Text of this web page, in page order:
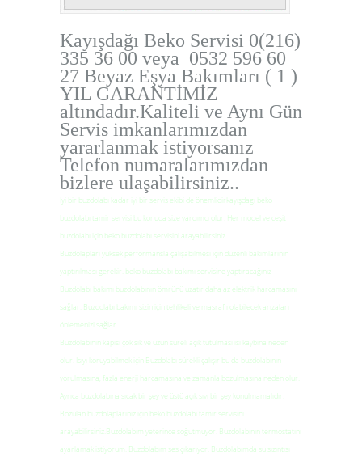
Kayışdağı Beko Servisi 0(216)
335 36 00 veya 0532 596 60
27 Beyaz Eşya Bakımları ( 1 )
YIL GARANTİMİZ
altındadır.Kaliteli ve Aynı Gün
Servis imkanlarımızdan
yararlanmak istiyorsanız
Telefon numaralarımızdan
bizlere ulaşabilirsiniz..
İyi bir buzdolabı kadar iyi bir servis ekibi de önemlidirkayışdagı beko
buzdolabı tamir servisi bu konuda size yardımcı olur. Her model ve ceşit
buzdolabı için beko buzdolabı servisini arayabilirsiniz.
Buzdolapları yüksek performansla çalışabilmesi için düzenli bakımlarının
yaptırılması gerekir. beko buzdolabı bakımı servisine yaptıracağınız
Buzdolabı bakımı buzdolabının ömrünü uzatır daha az elektrik harcamasını
sağlar. Buzdolabı bakımı sizin için tehlikeli ve masraflı olabilecek arızaları
önlemenizi sağlar.
Buzdolabının kapısı çok sık ve uzun süreli açık tutulması ısı kaybına neden
olur. Isıyı koruyabilmek için Buzdolabı sürekli çalışır bu da buzdolabının
yorulmasına, fazla enerji harcamasına ve zamanla bozulmasına neden olur.
Ayrıca buzdolabına sıcak bir şey ve üstü açık sıvı bir şey konulmamalıdır.
Bozulan buzdolaplarınız için beko buzdolabı tamir servisini
arayabilirsiniz.Buzdolabım yeterince soğutmuyor. Buzdolabının termostatını
ayarlamak istiyorum. Buzdolabım ses çıkarıyor. Buzdolabımda su sızıntısı